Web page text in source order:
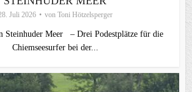
Juli 2026 von Toni Hötzelsperger
Steinhuder Meer – Drei Podestplätze für die
Chiemseesurfer bei der...